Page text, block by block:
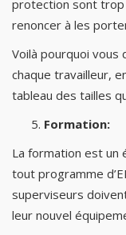
protection sont
renoncer à les
Voilà pourquoi
chaque travailleur,
tableau des tailles
Formation:
La formation est un
tout programme
superviseurs
leur nouvel